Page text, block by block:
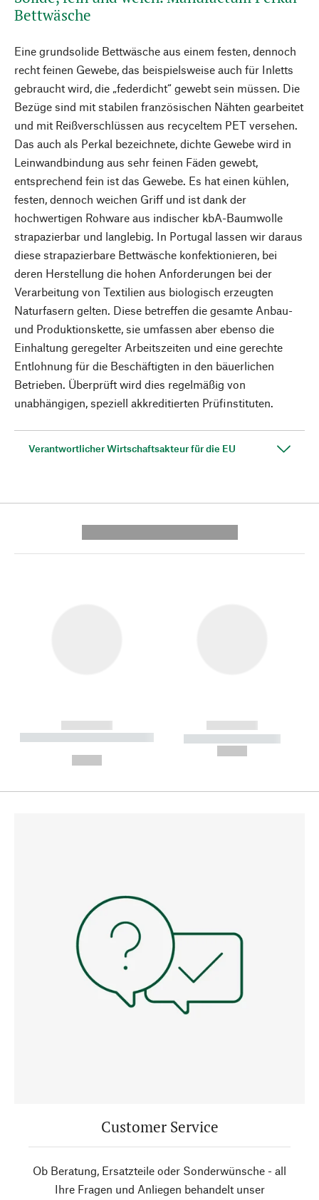
Bettwäsche
Eine grundsolide Bettwäsche aus einem festen, dennoch
recht feinen Gewebe, das beispielsweise auch für Inletts
gebraucht wird, die „federdicht“ gewebt sein müssen. Die
Bezüge sind mit stabilen französischen Nähten gearbeitet
und mit Reißverschlüssen aus recyceltem PET versehen.
Das auch als Perkal bezeichnete, dichte Gewebe wird in
Leinwandbindung aus sehr feinen Fäden gewebt,
entsprechend fein ist das Gewebe. Es hat einen kühlen,
festen, dennoch weichen Griff und ist dank der
hochwertigen Rohware aus indischer kbA-Baumwolle
strapazierbar und langlebig. In Portugal lassen wir daraus
diese strapazierbare Bettwäsche konfektionieren, bei
deren Herstellung die hohen Anforderungen bei der
Verarbeitung von Textilien aus biologisch erzeugten
Naturfasern gelten. Diese betreffen die gesamte Anbau-
und Produktionskette, sie umfassen aber ebenso die
Einhaltung geregelter Arbeitszeiten und eine gerechte
Entlohnung für die Beschäftigten in den bäuerlichen
Betrieben. Überprüft wird dies regelmäßig von
unabhängigen, speziell akkreditierten Prüfinstituten.
Verantwortlicher Wirtschaftsakteur für die EU
------------
----------- ----------- --------
------------
----------- -----------
Customer Service
Ob Beratung, Ersatzteile oder Sonderwünsche - all
Ihre Fragen und Anliegen behandelt unser